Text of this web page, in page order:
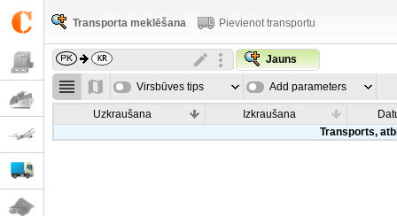
Transporta meklēšana Pievienot transportu
Jauns
Virsbūves tips Add parameters
Uzkraušana Izkraušana
Transports,